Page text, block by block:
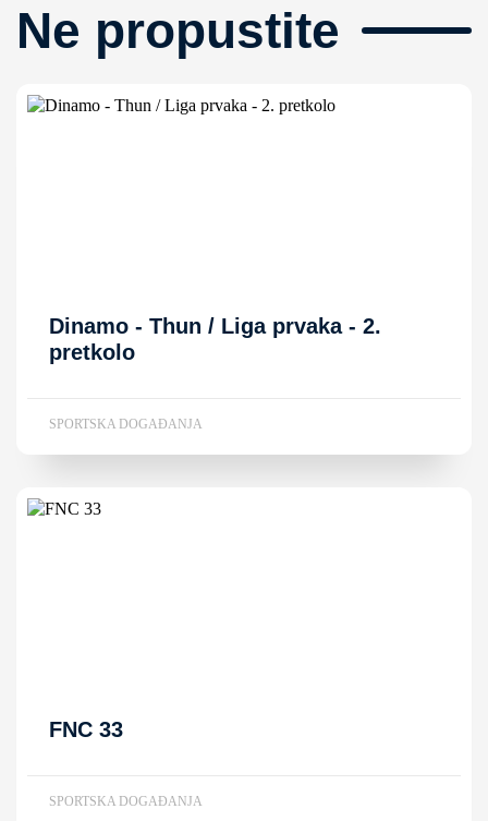
Ne propustite
Dinamo - Thun / Liga prvaka - 2.
pretkolo
SPORTSKA DOGAĐANJA
FNC 33
SPORTSKA DOGAĐANJA